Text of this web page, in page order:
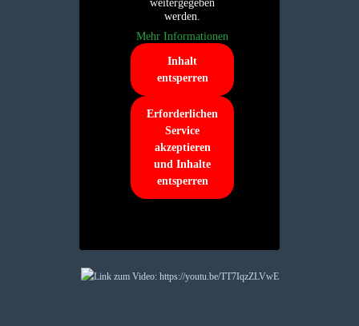
weitergegeben
werden.
Mehr Informationen
Inhalt
entsperren
Erforderlichen
Service
akzeptieren
und Inhalte
entsperren